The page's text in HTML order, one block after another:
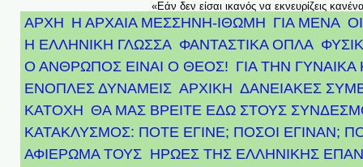
«Εάν δεν είσαι ικανός να εκνευρίζεις
ΑΡΧΗ Η ΑΡΧΑΙΑ ΜΕΣΣΗΝΗ-ΙΘΩΜΗ ΓΙΑ ΜΕΝΑ
Η ΕΛΛΗΝΙΚΗ ΓΛΩΣΣΑ ΦΑΝΤΑΣΤΙΚΑ ΟΠΛΑ
Ο ΑΝΘΡΩΠΟΣ ΕΙΝΑΙ Ο ΘΕΟΣ! ΓΙΑ ΤΗΝ ΓΥΝΑΙΚΑ
ΕΝΟΠΛΕΣ ΔΥΝΑΜΕΙΣ ΑΡΧΙΚΉ ΔΑΝΕΙΑΚΕΣ
ΚΑΤΟΧΗ ΘΑ ΜΑΣ ΒΡΕΙΤΕ ΕΔΩ ΣΤΟΥΣ
ΚΑΤΑΚΛΥΣΜΟΣ: ΠΟΤΕ ΕΓΙΝΕ; ΠΟΣΟΙ ΕΓΙΝΑΝ;
ΑΦΙΈΡΩΜΑ ΤΟΥΣ ΉΡΩΕΣ ΤΗΣ ΕΛΛΗΝΙΚΉΣ